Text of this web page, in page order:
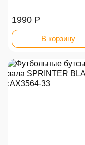
1990 Р
В корзину